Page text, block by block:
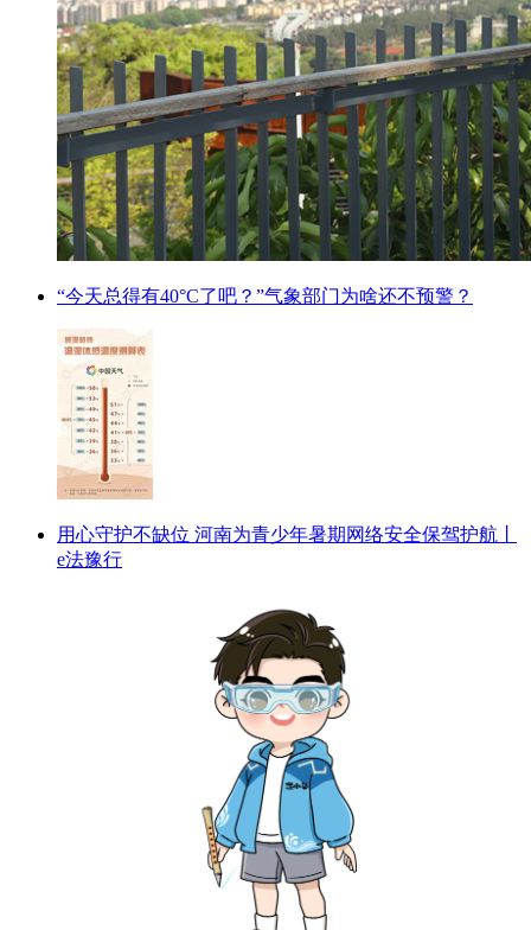
“今天总得有40°C了吧？”气象部门为啥还不预警？
用心守护不缺位 河南为青少年暑期网络安全保驾护航丨
e法豫行